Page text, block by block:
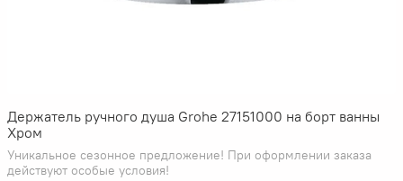
Держатель ручного душа Grohe 27151000 на борт ванны
Хром
Уникальное сезонное предложение! При оформлении заказа
действуют особые условия!